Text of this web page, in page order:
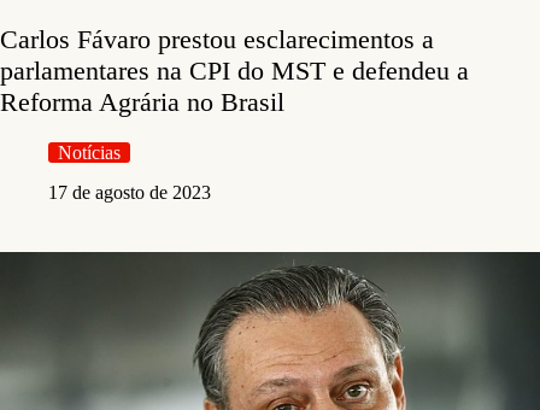
Carlos Fávaro prestou esclarecimentos a
parlamentares na CPI do MST e defendeu a
Reforma Agrária no Brasil
Notícias
17 de agosto de 2023